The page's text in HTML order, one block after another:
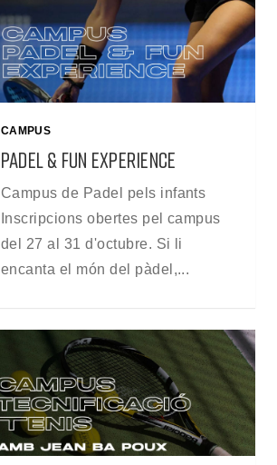
CAMPUS
PADEL & FUN EXPERIENCE
Campus de Padel pels infants
Inscripcions obertes pel campus
del 27 al 31 d'octubre. Si li
encanta el món del pàdel,...